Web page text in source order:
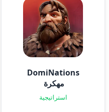
DomiNations
مهكرة
استراتيجية